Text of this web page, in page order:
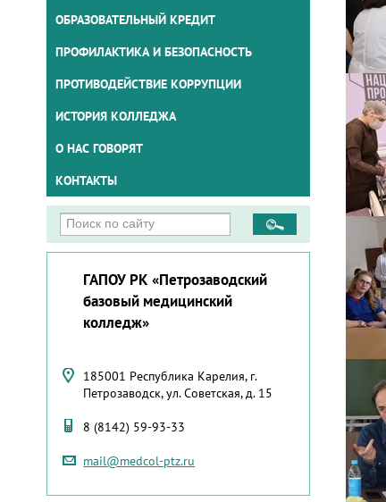
ОБРАЗОВАТЕЛЬНЫЙ КРЕДИТ
ПРОФИЛАКТИКА И БЕЗОПАСНОСТЬ
ПРОТИВОДЕЙСТВИЕ КОРРУПЦИИ
ИСТОРИЯ КОЛЛЕДЖА
О НАС ГОВОРЯТ
КОНТАКТЫ
ГАПОУ РК «Петрозаводский
базовый медицинский
колледж»
185001 Республика Карелия, г.
Петрозаводск, ул. Советская, д. 15
8 (8142) 59-93-33
mail@medcol-ptz.ru